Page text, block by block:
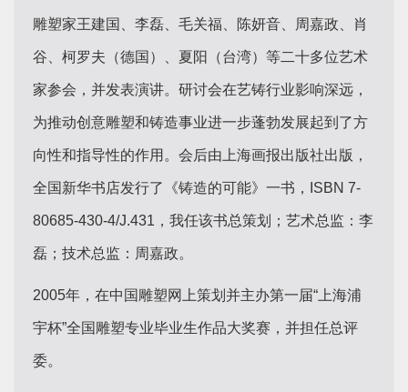
雕塑家王建国、李磊、毛关福、陈妍音、周嘉政、肖
谷、柯罗夫（德国）、夏阳（台湾）等二十多位艺术
家参会，并发表演讲。研讨会在艺铸行业影响深远，
为推动创意雕塑和铸造事业进一步蓬勃发展起到了方
向性和指导性的作用。会后由上海画报出版社出版，
全国新华书店发行了《铸造的可能》一书，ISBN 7-
80685-430-4/J.431，我任该书总策划；艺术总监：李
磊；技术总监：周嘉政。
2005年，在中国雕塑网上策划并主办第一届“上海浦
宇杯”全国雕塑专业毕业生作品大奖赛，并担任总评
委。